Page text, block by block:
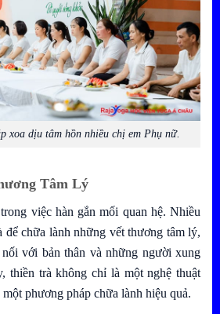
xoa dịu tâm hồn nhiều chị em Phụ nữ.
Tâm Lý
việc hàn gắn mối quan hệ. Nhiều
để chữa lành những vết thương tâm lý,
với bản thân và những người xung
thiền trà không chỉ là một nghệ thuật
phương pháp chữa lành hiệu quả.